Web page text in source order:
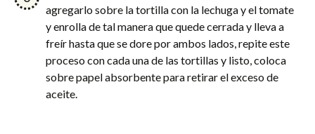
agregarlo sobre la tortilla con la lechuga y el tomate
y enrolla de tal manera que quede cerrada y lleva a
freír hasta que se dore por ambos lados, repite este
proceso con cada una de las tortillas y listo, coloca
sobre papel absorbente para retirar el exceso de
aceite.